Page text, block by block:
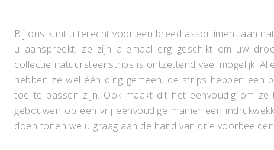
Bij ons kunt u terecht voor een breed assortiment aan
u aanspreekt, ze zijn allemaal erg geschikt om uw
collectie natuursteenstrips is ontzettend veel mogelijk.
hebben ze wel één ding gemeen; de strips hebben een
toe te passen zijn. Ook maakt dit het eenvoudig om
gebouwen op een vrij eenvoudige manier een
doen tonen we u graag aan de hand van drie